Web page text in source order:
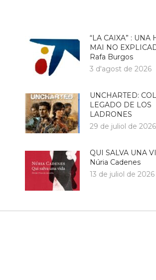
“LA CAIXA” : UNA
MAI NO
Rafa Burgos
3 d'agost de 2026
UNCHARTED:
LEGADO DE LOS
LADRONES
29 de juliol de 2026
QUI SALVA UNA
Núria Cadenes
13 de juliol de 2026